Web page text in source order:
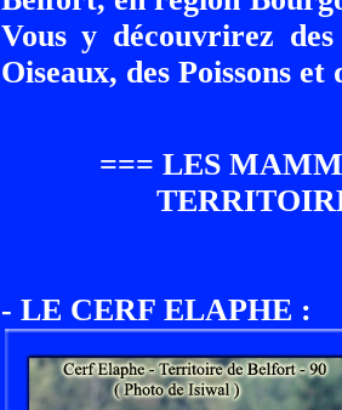
Vous y découvrirez
Oiseaux, des Poissons et
=== LES
- LE CERF ELAPHE :